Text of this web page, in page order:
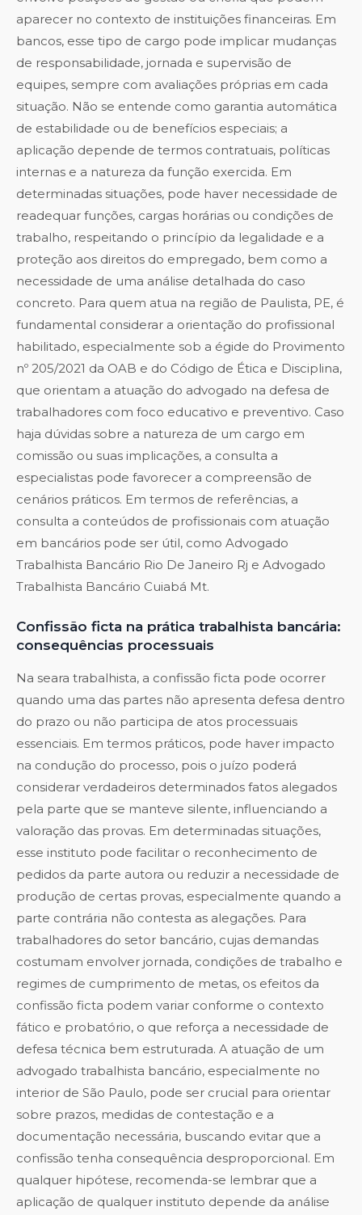
aparecer no contexto de instituições financeiras. Em
bancos, esse tipo de cargo pode implicar mudanças
de responsabilidade, jornada e supervisão de
equipes, sempre com avaliações próprias em cada
situação. Não se entende como garantia automática
de estabilidade ou de benefícios especiais; a
aplicação depende de termos contratuais, políticas
internas e a natureza da função exercida. Em
determinadas situações, pode haver necessidade de
readequar funções, cargas horárias ou condições de
trabalho, respeitando o princípio da legalidade e a
proteção aos direitos do empregado, bem como a
necessidade de uma análise detalhada do caso
concreto. Para quem atua na região de Paulista, PE, é
fundamental considerar a orientação do profissional
habilitado, especialmente sob a égide do Provimento
nº 205/2021 da OAB e do Código de Ética e Disciplina,
que orientam a atuação do advogado na defesa de
trabalhadores com foco educativo e preventivo. Caso
haja dúvidas sobre a natureza de um cargo em
comissão ou suas implicações, a consulta a
especialistas pode favorecer a compreensão de
cenários práticos. Em termos de referências, a
consulta a conteúdos de profissionais com atuação
em bancários pode ser útil, como Advogado
Trabalhista Bancário Rio De Janeiro Rj e Advogado
Trabalhista Bancário Cuiabá Mt.
Confissão ficta na prática trabalhista bancária:
consequências processuais
Na seara trabalhista, a confissão ficta pode ocorrer
quando uma das partes não apresenta defesa dentro
do prazo ou não participa de atos processuais
essenciais. Em termos práticos, pode haver impacto
na condução do processo, pois o juízo poderá
considerar verdadeiros determinados fatos alegados
pela parte que se manteve silente, influenciando a
valoração das provas. Em determinadas situações,
esse instituto pode facilitar o reconhecimento de
pedidos da parte autora ou reduzir a necessidade de
produção de certas provas, especialmente quando a
parte contrária não contesta as alegações. Para
trabalhadores do setor bancário, cujas demandas
costumam envolver jornada, condições de trabalho e
regimes de cumprimento de metas, os efeitos da
confissão ficta podem variar conforme o contexto
fático e probatório, o que reforça a necessidade de
defesa técnica bem estruturada. A atuação de um
advogado trabalhista bancário, especialmente no
interior de São Paulo, pode ser crucial para orientar
sobre prazos, medidas de contestação e a
documentação necessária, buscando evitar que a
confissão tenha consequência desproporcional. Em
qualquer hipótese, recomenda-se lembrar que a
aplicação de qualquer instituto depende da análise